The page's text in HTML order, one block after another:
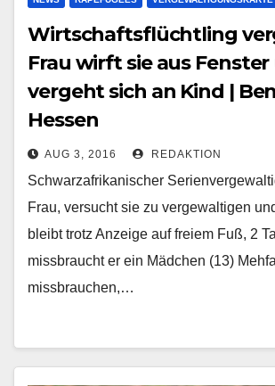
Wirtschaftsflüchtling
Frau wirft sie aus
vergeht sich an Kind |
Hessen
AUG 3, 2016 REDAKTION
Schwarzafrikanischer
Frau, versucht sie zu vergewaltigen
bleibt trotz Anzeige auf freiem Fuß, 2
missbraucht er ein Mädchen (13)
missbrauchen,…